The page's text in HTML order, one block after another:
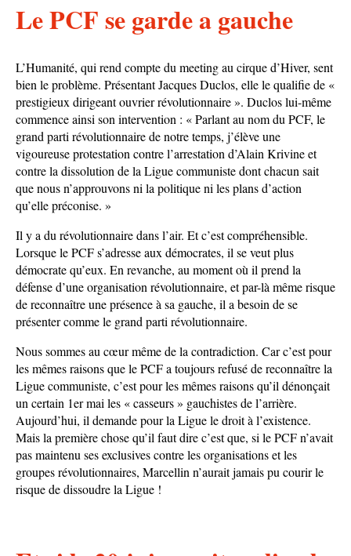
Le PCF se garde a gauche
L’Humanité, qui rend compte du meeting au cirque d’Hiver, sent
bien le problème. Présentant Jacques Duclos, elle le qualifie de «
prestigieux dirigeant ouvrier révolutionnaire ». Duclos lui-même
commence ainsi son intervention : « Parlant au nom du PCF, le
grand parti révolutionnaire de notre temps, j’élève une
vigoureuse protestation contre l’arrestation d’Alain Krivine et
contre la dissolution de la Ligue communiste dont chacun sait
que nous n’approuvons ni la politique ni les plans d’action
qu’elle préconise. »
Il y a du révolutionnaire dans l’air. Et c’est compréhensible.
Lorsque le PCF s’adresse aux démocrates, il se veut plus
démocrate qu’eux. En revanche, au moment où il prend la
défense d’une organisation révolutionnaire, et par-là même risque
de reconnaître une présence à sa gauche, il a besoin de se
présenter comme le grand parti révolutionnaire.
Nous sommes au cœur même de la contradiction. Car c’est pour
les mêmes raisons que le PCF a toujours refusé de reconnaître la
Ligue communiste, c’est pour les mêmes raisons qu’il dénonçait
un certain 1er mai les « casseurs » gauchistes de l’arrière.
Aujourd’hui, il demande pour la Ligue le droit à l’existence.
Mais la première chose qu’il faut dire c’est que, si le PCF n’avait
pas maintenu ses exclusives contre les organisations et les
groupes révolutionnaires, Marcellin n’aurait jamais pu courir le
risque de dissoudre la Ligue !